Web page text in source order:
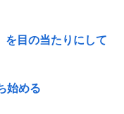
を目の当たりにして
始める